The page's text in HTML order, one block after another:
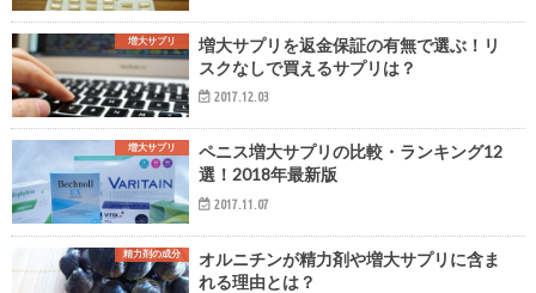
増大サプリ
増大サプリを返金保証の有無で選ぶ！リ
スクなしで買えるサプリは？
2017.12.03
増大サプリ
ペニス増大サプリの比較・ランキング12
選！2018年最新版
2017.11.07
精力剤の成分
オルニチンが精力剤や増大サプリに含ま
れる理由とは？